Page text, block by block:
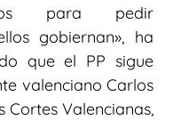
para pedir
gobiernan», ha
que el PP sigue
valenciano Carlos
Cortes Valencianas,